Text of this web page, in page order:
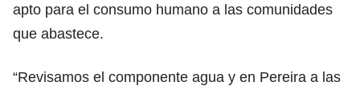
apto para el consumo humano a las comunidades
que abastece.
“Revisamos el componente agua y en Pereira a las